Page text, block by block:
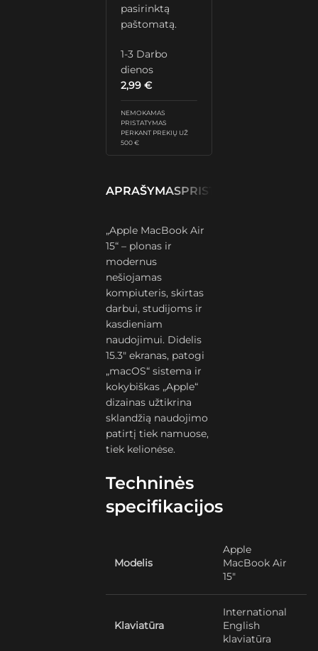
pasirinktą
paštomatą.
1-3 Darbo
dienos
2,99€
NEMOKAMAS
PRISTATYMAS
PERKANT PREKIŲ UŽ
500 €
APRAŠYMASPRISTATYMAS IR
„Apple MacBook Air
15“ – plonas ir
modernus
nešiojamas
kompiuteris, skirtas
darbui, studijoms ir
kasdieniam
naudojimui. Didelis
15.3″ ekranas, patogi
„macOS“ sistema ir
kokybiškas „Apple“
dizainas užtikrina
sklandžią naudojimo
patirtį tiek namuose,
tiek kelionėse.
Techninės
specifikacijos
Modelis
Apple
MacBook Air
15″
Klaviatūra
International
English
klaviatūra